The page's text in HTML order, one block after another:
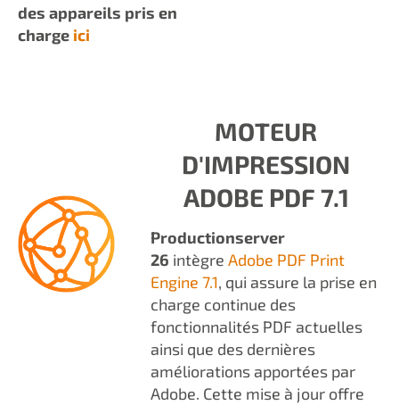
des appareils pris en
charge ici
MOTEUR
D'IMPRESSION
ADOBE PDF 7.1
Productionserver
26 intègreAdobe PDF Print
Engine 7.1, qui assure la prise en
charge continue des
fonctionnalités PDF actuelles
ainsi que des dernières
améliorations apportées par
Adobe. Cette mise à jour offre